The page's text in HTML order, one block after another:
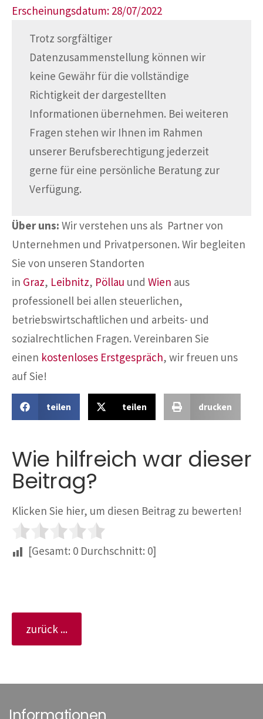
Erscheinungsdatum: 28/07/2022
Trotz sorgfältiger
Datenzusammenstellung können wir
keine Gewähr für die vollständige
Richtigkeit der dargestellten
Informationen übernehmen. Bei weiteren
Fragen stehen wir Ihnen im Rahmen
unserer Berufsberechtigung jederzeit
gerne für eine persönliche Beratung zur
Verfügung.
Über uns: Wir verstehen uns als Partner von
Unternehmen und Privatpersonen. Wir begleiten
Sie von unseren Standorten
in Graz, Leibnitz, Pöllau und Wien aus
professionell bei allen steuerlichen,
betriebswirtschaftlichen und arbeits- und
sozialrechtlichen Fragen. Vereinbaren Sie
einen kostenloses Erstgespräch, wir freuen uns
auf Sie!
teilen teilen drucken
Wie hilfreich war dieser
Beitrag?
Klicken Sie hier, um diesen Beitrag zu bewerten!
[Gesamt: 0 Durchschnitt: 0]
zurück ...